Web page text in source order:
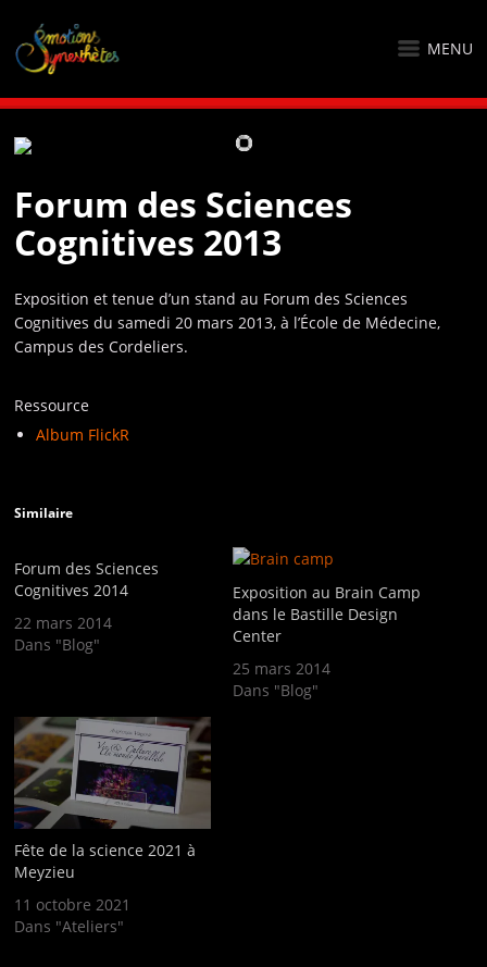
MENU
Forum des Sciences
Cognitives 2013
Exposition et tenue d’un stand au Forum des Sciences
Cognitives du samedi 20 mars 2013, à l’École de Médecine,
Campus des Cordeliers.
Ressource
Album FlickR
Similaire
Forum des Sciences
Cognitives 2014
22 mars 2014
Dans "Blog"
Exposition au Brain Camp
dans le Bastille Design
Center
25 mars 2014
Dans "Blog"
Fête de la science 2021 à
Meyzieu
11 octobre 2021
Dans "Ateliers"